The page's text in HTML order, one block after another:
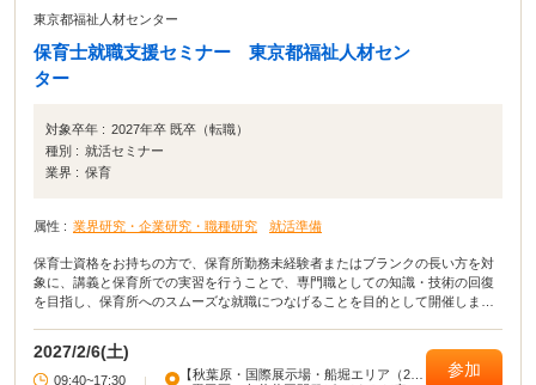
東京都福祉人材センター
保育士就職支援セミナー 東京都福祉人材セン
ター
対象卒年 : 2027年卒 既卒（転職）
種別 : 就活セミナー
業界 : 保育
属性 : 業界研究・企業研究・職種研究 就活準備
保育士資格をお持ちの方で、保育所勤務未経験者またはブランクの長い方を対
象に、講義と保育所での実習を行うことで、専門職としての知識・技術の回復
を目指し、保育所へのスムーズな就職につなげることを目的として開催しま
2027/2/6(土)
09:40~17:30
【秋葉原・国際展示場・船堀エリア（23
参加